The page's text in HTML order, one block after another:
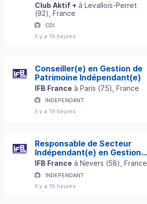
Club Aktif + à Levallois-Perret
(92) , France
CDI
Il y a 19 heures
Conseiller(e) en Gestion de
Patrimoine Indépendant(e)
IFB France à Paris (75) , France
INDEPENDANT
Il y a 19 heures
Responsable de Secteur
Indépendant(e) en Gestion
de Patrimoine
IFB France à Nevers (58) , France
INDEPENDANT
Il y a 19 heures